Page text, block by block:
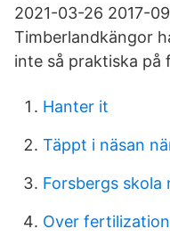
2021-03-26 2017-
Timberlandkängor
inte så praktiska på
Hanter it
Täppt i näsan
Forsbergs skola
Over